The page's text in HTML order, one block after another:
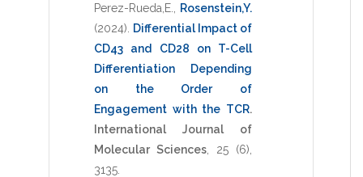
Perez-Rueda,E.
Rosenstein,Y.
(2024) Differential Impact of
CD43 and CD28 on T-Cell
Differentiation Depending
on the Order of
Engagement with the TCR.
International Journal of
Molecular Sciences
25 (6),
3135